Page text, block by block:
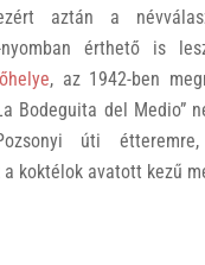
aztán a
nyomban érthető is
, az 1942-ben
Bodeguita del Medio”
úti
a koktélok avatott kezű